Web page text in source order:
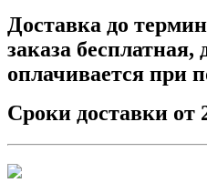
Доставка до
заказа бесплатная,
оплачивается при
Сроки доставки от